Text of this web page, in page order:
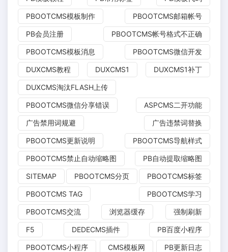
PBOOTCMS模板制作 PBOOTCMS邮箱帐号
PB会员注册 PBOOTCMS帐号格式不正确
PBOOTCMS模板消息 PBOOTCMS微信开发
DUXCMS教程 DUXCMS1 DUXCMS1补丁
DUXCMS淘汰FLASH上传
PBOOTCMS微信分享错误 ASPCMS二开功能
广告禁用词规避 广告违禁词替换
PBOOTCMS更新说明 PBOOTCMS导航样式
PBOOTCMS禁止自动缩略图 PB自动提取缩略图
SITEMAP PBOOTCMS分页 PBOOTCMS标签
PBOOTCMS TAG PBOOTCMS学习
PBOOTCMS交流 浏览器缓存 强制刷新
F5 DEDECMS插件 PB百度小程序
PBOOTCMS小程序 CMS模板网 PB更新日志